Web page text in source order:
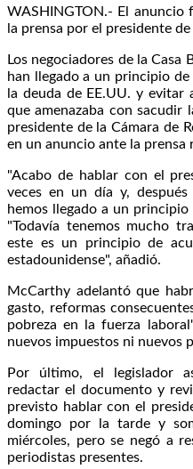
WASHINGTON.- El anuncio
la prensa por el presidente
Los negociadores de la Casa
han llegado a un principio
la deuda de EE.UU. y
que amenazaba con sacudir
presidente de la Cámara de
en un anuncio ante la prensa
"Acabo de hablar con el
veces en un día y, después
hemos llegado a un
"Todavía tenemos mucho
este es un principio de
estadounidense", añadió.
McCarthy adelantó que
gasto, reformas
pobreza en la fuerza
nuevos impuestos ni nuevos
Por último, el legislador
redactar el documento y
previsto hablar con el
domingo por la tarde y
miércoles, pero se negó a
periodistas presentes.